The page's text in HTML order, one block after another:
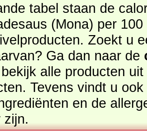
tabel staan de
(Mona) per
u een ander product en de
Ga dan naar de
of bekijk alle
. Tevens vindt u ook de uitgebreide calorie
en de
zijn.